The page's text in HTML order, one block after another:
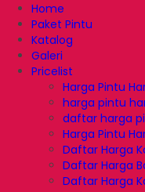
Home
Paket Pintu
Katalog
Galeri
Pricelist
Harga Pintu
harga pintu
daftar harga
Harga Pintu
Daftar Harga
Daftar Harga
Daftar Harga